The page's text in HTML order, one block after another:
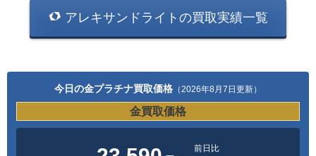
アレキサンドライトの買取実績一覧
今日の金プラチナ買取価格 （2026年8月7日更新）
金買取価格
前日比